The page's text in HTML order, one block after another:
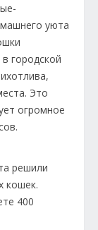
уюта
городской
Это
огромное
решили
кошек.
400